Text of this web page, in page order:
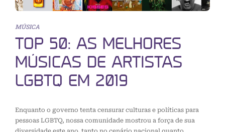
MÚSICA
TOP 50: AS MELHORES
MÚSICAS DE ARTISTAS
LGBTQ EM 2019
Enquanto o governo tenta censurar culturas e políticas para
pessoas LGBTQ, nossa comunidade mostrou a força de sua